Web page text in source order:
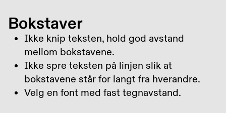
Bokstaver
Ikke knip teksten, hold god avstand
mellom bokstavene.
Ikke spre teksten på linjen slik at
bokstavene står for langt fra hverandre.
Velg en font med fast tegnavstand.